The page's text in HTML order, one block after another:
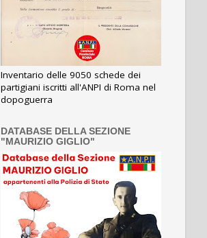
Inventario delle 9050 schede dei
partigiani iscritti all'ANPI di Roma nel
dopoguerra
DATABASE DELLA SEZIONE
"MAURIZIO GIGLIO"